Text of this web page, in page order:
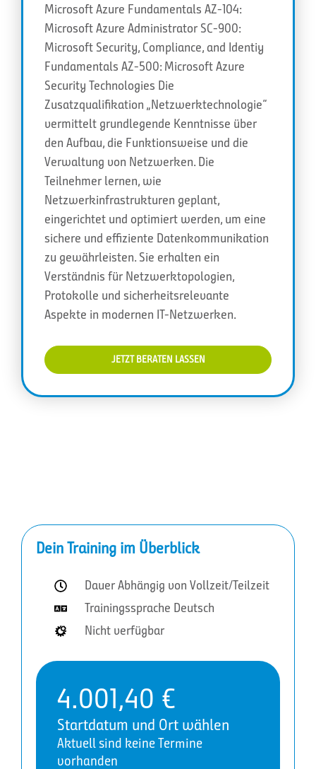
Microsoft Azure Fundamentals AZ-104:
Microsoft Azure Administrator SC-900:
Microsoft Security, Compliance, and Identiy
Fundamentals AZ-500: Microsoft Azure
Security Technologies Die
Zusatzqualifikation „Netzwerktechnologie“
vermittelt grundlegende Kenntnisse über
den Aufbau, die Funktionsweise und die
Verwaltung von Netzwerken. Die
Teilnehmer lernen, wie
Netzwerkinfrastrukturen geplant,
eingerichtet und optimiert werden, um eine
sichere und effiziente Datenkommunikation
zu gewährleisten. Sie erhalten ein
Verständnis für Netzwerktopologien,
Protokolle und sicherheitsrelevante
Aspekte in modernen IT-Netzwerken.
JETZT BERATEN LASSEN
Dein Training im Überblick
Dauer Abhängig von Vollzeit/Teilzeit
Trainingssprache Deutsch
Nicht verfügbar
4.001,40 €
Startdatum und Ort wählen
Aktuell sind keine Termine
vorhanden